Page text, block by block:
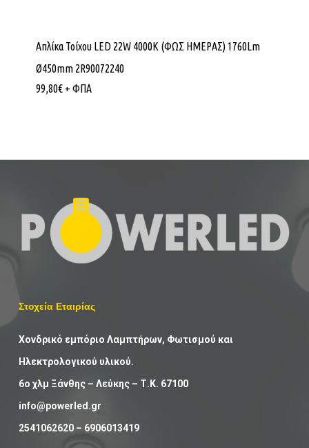
Απλίκα Τοίχου LED 22W 4000K (ΦΩΣ ΗΜΕΡΑΣ) 1760Lm
Ø450mm 2R90072240
99,80€ + ΦΠΑ
Στοχεία Εταιρίας
Χονδρικό εμπόριο Λαμπτήρων, Φωτισμού και
Ηλεκτρολογικού υλικού.
6ο χλμ Ξάνθης – Λεύκης – Τ.Κ. 67100
info@powerled.gr
2541062620– 6906013419